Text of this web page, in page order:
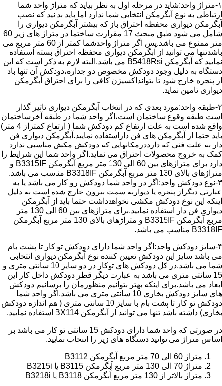
۱-متراژ واحد:شاید در مرحله اول به نظر بیاید که متراژ واحد شما
ارتباطی به نوع آبگرمکن انتخابی شما ندارد اما باید بدانید که نصب
آبگرمکن دیواری محفظه احتراق باز که بیشتر آبگرمکن دیواری را
شامل می شود طبق مبحث 17 مقرارت ساختما در متراژ های زیر 60
متر ممنوع می باشد.پس اگر متراژ واحدشما کمتر از 60 متر مربع می
باشدتنها می توانید از آبگرمکن دیواری محفظه احتراق بسته استفاده
نمایید که آبگرمکن B5418Rsi می باشد.البته لازم به ذکر است که این
دستگاه به دلیل وجود دودکش مخصوص دو جداره،دودکش آن تنها باد
از پنجره خارج شود تا بتوانداکسیژن کافی را برای احتراق آبگرمکن
دیواری تامین نماید.
۲-طبقه واحد:مورد بعدی که در انتخاب آبگرمکن دیواری تاثیر گذار
است طبقه وقوع ساختمان است،اگر واحد شما در طبقه آخرساختمان
واقع شده است به علت ارتفاع کم دودکش شما ( ارتفاع کمتراز 4 متر)
باید حتما از آبگرمکن های فن داراستفاده نمایید.آبگرمکن دیواری فن
دار به علت فنی که دارددرمکانهایی که دودکش مکش مناسبی ندارد
کمک به خروج محصولات احتراق می نماید.اگر واحد شما این شرایط را
دارد برای متراژهای بین 60 الی 130 متر مربع آبگرمکن B3315IF و
متراژهای بالای 130 متر مربع آبگرمکن B3318IF مناسب می باشد.
۳-نوع دودکش واحد:اگر در واحد شما دودکش رو کار می باشد یا به
عبارتی دیگراز پنجره یا دیواربه سمت بیرون خارج شده است به دلیل
اینکه این نوع دودکش مکشی نخواهدداشت حتما باید از آبگرمکن
دیواری فن دار استفاده نمایید.برای متراژهای بین 60 الی 130 متر
مربع آبگرمکن B3315IF و متراژهای بالای 130 متر مربع آبگرمکن
B3318IF مناسب می باشد.
۴-سایز دودکش واحد:اگر واحد شما دارای دودکش تو کار تا پشت بام
می باشد سایز این دودکش تعیین کننده نوع آبگرمکن دیواری انتخابی
شما می باشد.در کل دودکش های توکار در دو سایز 10 سانتی متری و
15 سانتی متری می باشد به عبارت دیگر قطر دودکش داخل کار این
ابعاد می باشد.برای اینکه بهتر بتوانیم منظورمان را برسانیم دودکش
های سایز دودکش بخاری 10 سانتی متری می باشد.اگر واحد شما
دودکش تو کار تا پشت بام با سایز 10 سانتی متری ( هم اندازه دودکش
بخاری) داشته باشد تنها می توانید از آبگرمکن BX114 استفاده نمایید.
در صورتی که واحد شما دارای دودکش 15 سانتی تو کار می باشد بر
اساس متراژ می توانید دستگاه های زیر را انتخاب نمایید:
متراژ 60 الی 70 متر مربع آبگرمکن B3112
متراژ 70 الی 130 متر مربع آبگرمکن B3115 یا B3215i
متراژ بالاتر از 130 متر مربع آبگرمکن B3118 یا B3218i